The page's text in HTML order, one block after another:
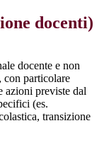
docenti)
docente e non
con particolare
azioni previste dal
(es.
transizione